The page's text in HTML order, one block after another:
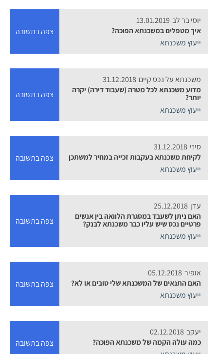
יוסי בר לב 13.01.2019
איך מטפלים במשכנתא הפוכה?
ייעוץ משכנתא
צפה בתשובה
משכנתא על נכס קיים 31.12.2018
מדוע משכנתא לכל מטרה (שעבוד דירה) יקרה
יותר?
ייעוץ משכנתא
צפה בתשובה
סיזי 31.12.2018
לקיחת משכנתא בעקבות זכייה במחיר למשתכן
ייעוץ משכנתא
צפה בתשובה
עדן 25.12.2018
האם ניתן לשעבד במסגרת הלוואה בין אנשים
פרטיים נכס שיש עליו כבר משכנתא לבנק?
ייעוץ משכנתא
צפה בתשובה
אופיר 05.12.2018
האם התנאים של המשכנתא שלי טובים או לא?
ייעוץ משכנתא
צפה בתשובה
יעקב 02.12.2018
כמה עולה הקמה של משכנתא הפוכה? צפה בתשובה